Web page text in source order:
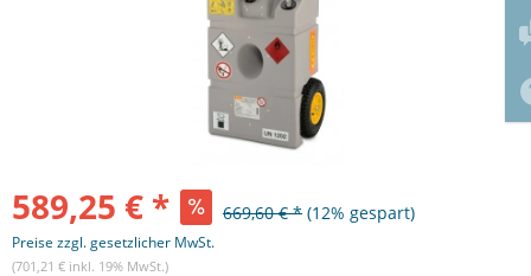
589,25 € * 669,60 € * (12% gespart)
Preise zzgl. gesetzlicher MwSt.
(701,21 € inkl. 19% MwSt.)